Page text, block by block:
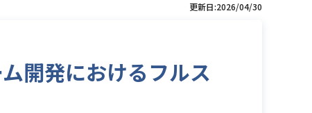
更新日:2026/04/30
開発におけるフルス